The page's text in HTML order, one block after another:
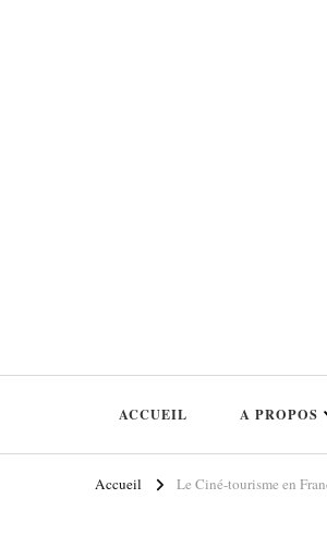
ACCUEIL A PROPOS
Accueil Le Ciné-tourisme en